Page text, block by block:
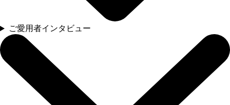
ご愛用者インタビュー